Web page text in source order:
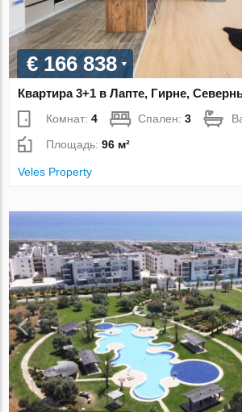
€ 166 838
Квартира 3+1 в Лапте, Гирне,
Комнат:4 Спален:3
Площадь:96 м²
Veles Property